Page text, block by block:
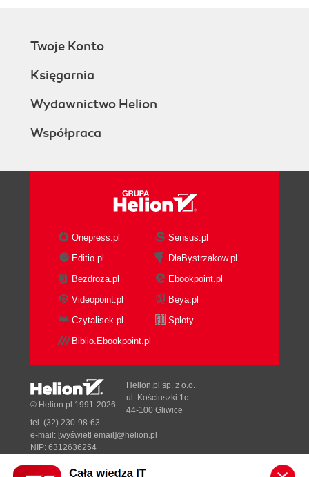
Twoje Konto
Księgarnia
Wydawnictwo Helion
Współpraca
Onepress.pl
Sensus.pl
Editio.pl
DlaBystrzakow.pl
Bezdroza.pl
Ebookpoint.pl
Videopoint.pl
Beya.pl
Czytalisek.pl
Sploty
Biblio.Ebookpoint.pl
© Helion.pl 1991-2026
Helion.pl sp. z o.o.
ul. Kościuszki 1c
44-100 Gliwice
tel. (32) 230-98-63
e-mail: [wyświetl email]@helion.pl
NIP: 6312636254